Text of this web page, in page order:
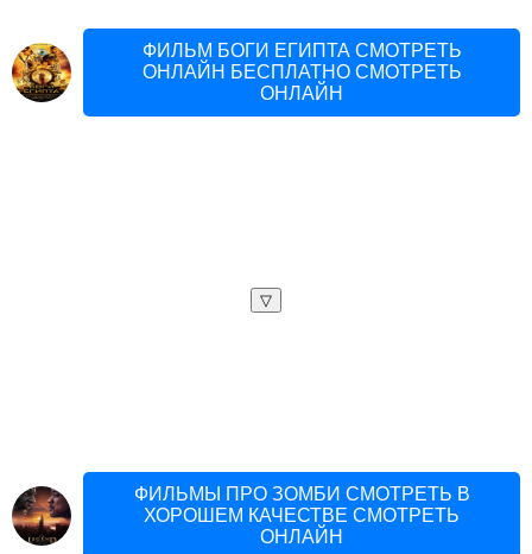
ФИЛЬМ БОГИ ЕГИПТА СМОТРЕТЬ
ОНЛАЙН БЕСПЛАТНО СМОТРЕТЬ
ОНЛАЙН
▽
ФИЛЬМЫ ПРО ЗОМБИ СМОТРЕТЬ В
ХОРОШЕМ КАЧЕСТВЕ СМОТРЕТЬ
ОНЛАЙН